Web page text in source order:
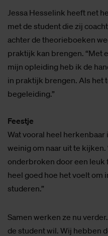
Jessa Hesselink heeft net
met de student die zij
achter de theorieboeken
praktijk kan brengen. “Met
mijn opleiding heb ik de
in praktijk brengen. Als het
begeleiding.”
Feestje
Wat vooral heel
weinig om naar uit te
onderbroken door een leuk
heel goed hoe het voelt om
studeren.”
Samen werken ze nu
de student wil. Wij hebben